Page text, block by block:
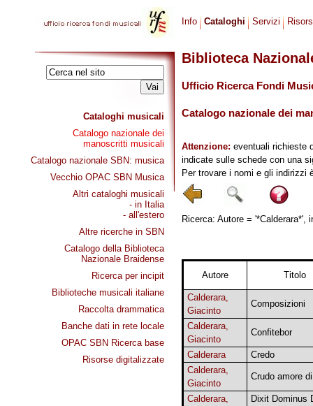
Cataloghi musicali
Catalogo nazionale dei
manoscritti musicali
Catalogo nazionale SBN: musica
Vecchio OPAC SBN Musica
Altri cataloghi musicali
- in Italia
- all'estero
Altre ricerche in SBN
Catalogo della Biblioteca
Nazionale Braidense
Ricerca per incipit
Biblioteche musicali italiane
Raccolta drammatica
Banche dati in rete locale
OPAC SBN Ricerca base
Risorse digitalizzate
Info Cataloghi Servizi
Biblioteca
Ufficio Ricerca Fondi
Catalogo nazionale dei
Attenzione: eventuali richieste
indicate sulle schede con una
Per trovare i nomi e gli indirizzi
Ricerca: Autore = '*Calderara*',
Autore Titolo
Calderara,
Giacinto
Composizioni
Calderara,
Giacinto
Confitebor
Calderara
Credo
Calderara,
Giacinto
Crudo amore
Calderara,
Dixit Dominus